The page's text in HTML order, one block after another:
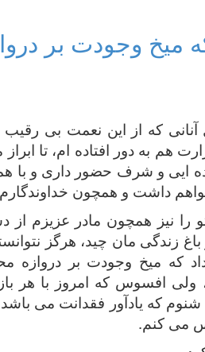
میخ وجودت بر
که از این نعمت بی رقیب
به دور افتاده ام، تا ابراز
ایی و شرف حضور داری و با
داشت و همچون
را نیز همچون مادر عزیزم
باغ زندگی مان چید، هرگز
که میخ وجودت بر
ولی افسوس که امروز با هر
که یادآور فقدانت می
می کنم.